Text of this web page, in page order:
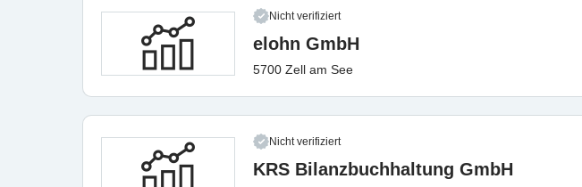
Nicht verifiziert
elohn GmbH
5700 Zell am See
Nicht verifiziert
KRS Bilanzbuchhaltung GmbH